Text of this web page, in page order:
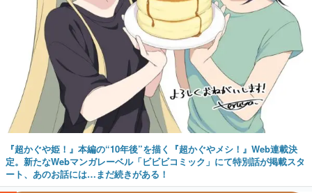
『超かぐや姫！』本編の“10年後”を描く『超かぐやメシ！』Web連載決
定。新たなWebマンガレーベル「ビビビコミック」にて特別話が掲載スタ
ート、あのお話には…まだ続きがある！